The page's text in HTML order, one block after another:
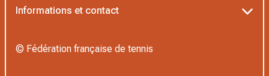
L’Institut Formation Tennis
Informations et contact
© Fédération française de tennis